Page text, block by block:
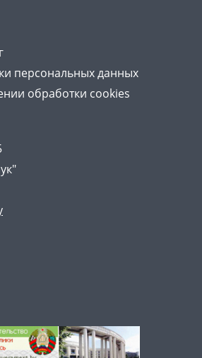
персональных данных
обработки cookies